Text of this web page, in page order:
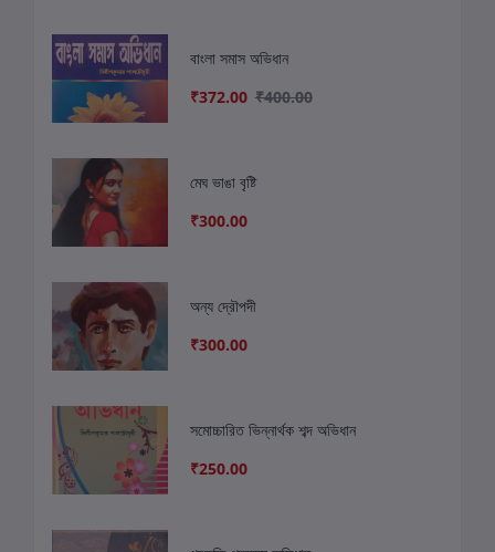
বাংলা সমাস অভিধান
₹372.00 ₹400.00
মেঘ ভাঙা বৃষ্টি
₹300.00
অন্য দ্রৌপদী
₹300.00
সমোচ্চারিত ভিন্নার্থক শব্দ অভিধান
₹250.00